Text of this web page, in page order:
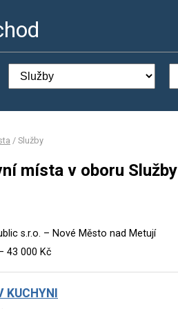
/ Služby
místa v oboru Služby
s.r.o. – Nové Město nad Metují
43 000 Kč
KUCHYNI